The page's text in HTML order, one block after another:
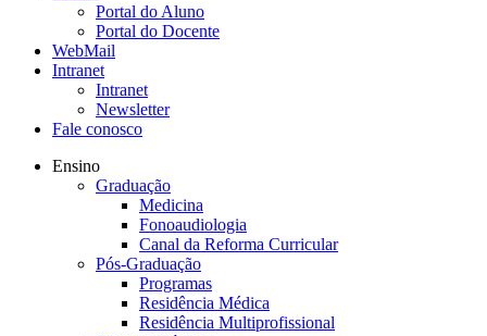
Portal do Aluno
Portal do Docente
WebMail
Intranet
Intranet
Newsletter
Fale conosco
Ensino
Graduação
Medicina
Fonoaudiologia
Canal da Reforma Curricular
Pós-Graduação
Programas
Residência Médica
Residência Multiprofissional